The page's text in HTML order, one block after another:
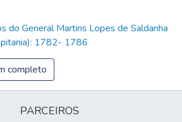
do General Martins Lopes de Saldanha
1782- 1786
completo
PARCEIROS